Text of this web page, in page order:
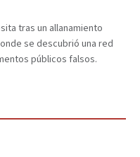
tras un allanamiento
se descubrió una red
públicos falsos.